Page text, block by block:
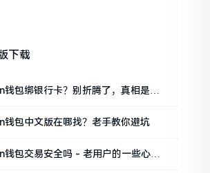
下载
包绑银行卡？别折腾了，真相是这
包中文版在哪找？老手教你避坑
包交易安全吗 - 老用户的一些心里